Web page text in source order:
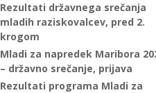
Rezultati državnega srečanja
mladih raziskovalcev, pred 2.
krogom
Mladi za napredek Maribora
– državno srečanje, prijava
Rezultati programa Mladi za